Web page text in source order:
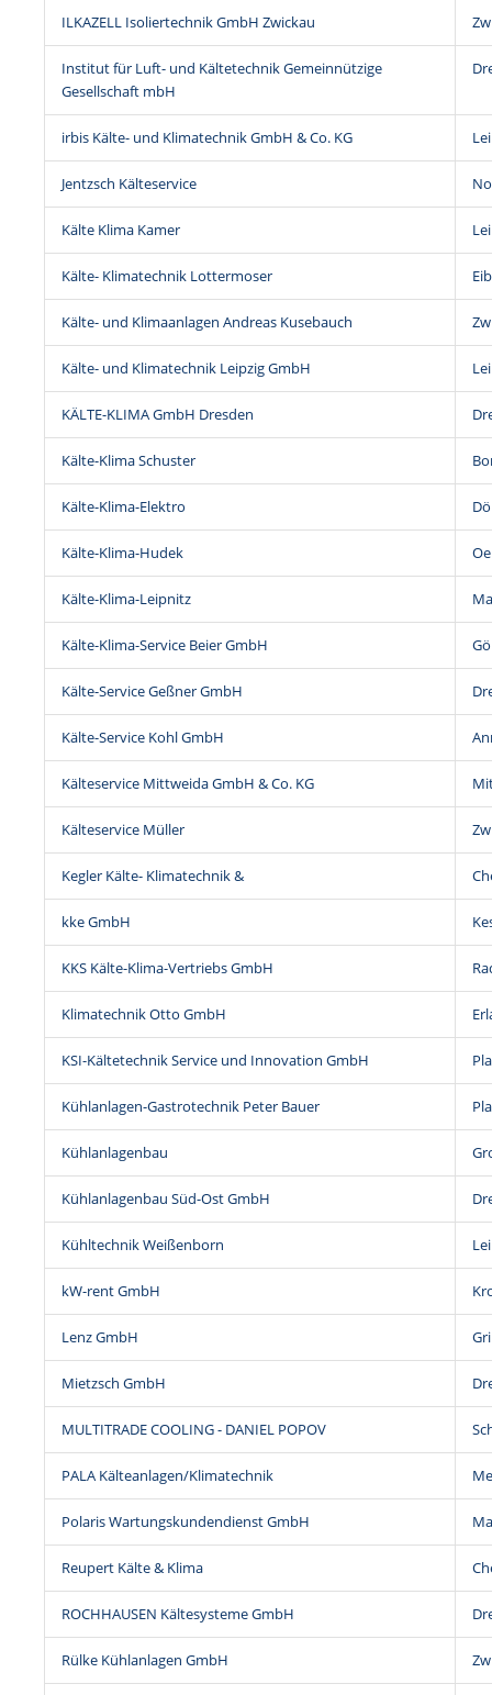
ILKAZELL Isoliertechnik GmbH Zwickau
Institut für Luft- und Kältetechnik Gemeinnützige
Gesellschaft mbH
irbis Kälte- und Klimatechnik GmbH & Co. KG
Jentzsch Kälteservice
Kälte Klima Kamer
Kälte- Klimatechnik Lottermoser
Kälte- und Klimaanlagen Andreas Kusebauch
Kälte- und Klimatechnik Leipzig GmbH
KÄLTE-KLIMA GmbH Dresden
Kälte-Klima Schuster
Kälte-Klima-Elektro
Kälte-Klima-Hudek
Kälte-Klima-Leipnitz
Kälte-Klima-Service Beier GmbH
Kälte-Service Geßner GmbH
Kälte-Service Kohl GmbH
Kälteservice Mittweida GmbH & Co. KG
Kälteservice Müller
Kegler Kälte- Klimatechnik &
kke GmbH
KKS Kälte-Klima-Vertriebs GmbH
Klimatechnik Otto GmbH
KSI-Kältetechnik Service und Innovation GmbH
Kühlanlagen-Gastrotechnik Peter Bauer
Kühlanlagenbau
Kühlanlagenbau Süd-Ost GmbH
Kühltechnik Weißenborn
kW-rent GmbH
Lenz GmbH
Mietzsch GmbH
MULTITRADE COOLING - DANIEL POPOV
PALA Kälteanlagen/Klimatechnik
Polaris Wartungskundendienst GmbH
Reupert Kälte & Klima
ROCHHAUSEN Kältesysteme GmbH
Rülke Kühlanlagen GmbH